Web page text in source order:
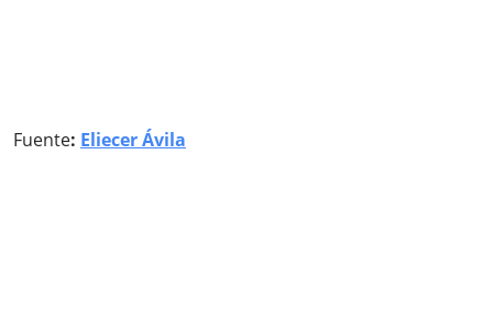
Fuente: Eliecer Ávila